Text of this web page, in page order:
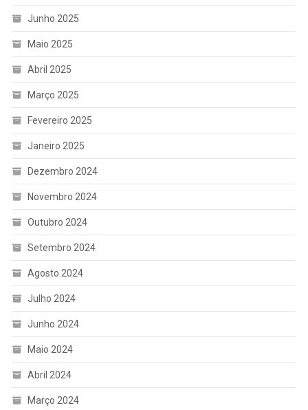
Junho 2025
Maio 2025
Abril 2025
Março 2025
Fevereiro 2025
Janeiro 2025
Dezembro 2024
Novembro 2024
Outubro 2024
Setembro 2024
Agosto 2024
Julho 2024
Junho 2024
Maio 2024
Abril 2024
Março 2024